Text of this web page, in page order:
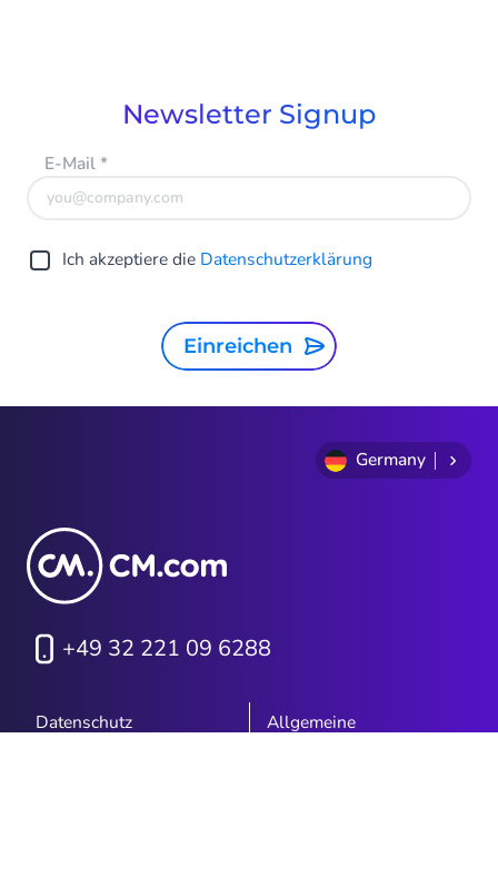
Newsletter Signup
E-Mail*
Ich akzeptiere die Datenschutzerklärung
Einreichen
Germany
+49 32 221 09 6288
Datenschutz
Allgemeine